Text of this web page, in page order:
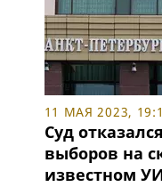
11 МАЯ 2023,
Суд
выборов на
известном